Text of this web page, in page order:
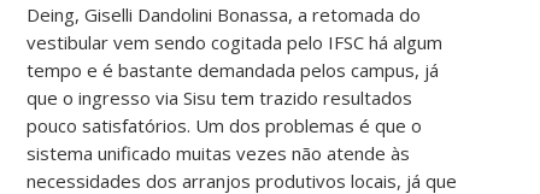
Deing, Giselli Dandolini Bonassa, a retomada do
vestibular vem sendo cogitada pelo IFSC há algum
tempo e é bastante demandada pelos campus, já
que o ingresso via Sisu tem trazido resultados
pouco satisfatórios. Um dos problemas é que o
sistema unificado muitas vezes não atende às
necessidades dos arranjos produtivos locais, já que